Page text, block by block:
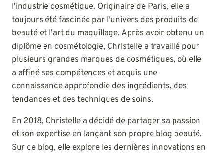
l'industrie cosmétique. Originaire de Paris, elle a
toujours été fascinée par l'univers des produits de
beauté et l'art du maquillage. Après avoir obtenu un
diplôme en cosmétologie, Christelle a travaillé pour
plusieurs grandes marques de cosmétiques, où elle
a affiné ses compétences et acquis une
connaissance approfondie des ingrédients, des
tendances et des techniques de soins.
En 2018, Christelle a décidé de partager sa passion
et son expertise en lançant son propre blog beauté.
Sur ce blog, elle explore les dernières innovations en